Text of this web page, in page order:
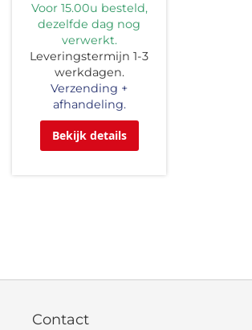
Voor 15.00u besteld,
dezelfde dag nog
verwerkt.
Leveringstermijn 1-3
werkdagen.
Verzending +
afhandeling.
Bekijk details
Contact